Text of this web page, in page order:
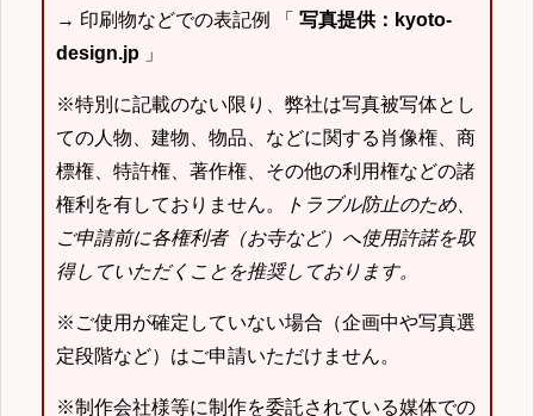
→ 印刷物などでの表記例 「 写真提供：kyoto-
design.jp 」
※特別に記載のない限り、弊社は写真被写体とし
ての人物、建物、物品、などに関する肖像権、商
標権、特許権、著作権、その他の利用権などの諸
権利を有しておりません。
トラブル防止のため、
ご申請前に各権利者（お寺など）へ使用許諾を取
得していただくことを推奨しております。
※ご使用が確定していない場合（企画中や写真選
定段階など）はご申請いただけません。
※制作会社様等に制作を委託されている媒体での